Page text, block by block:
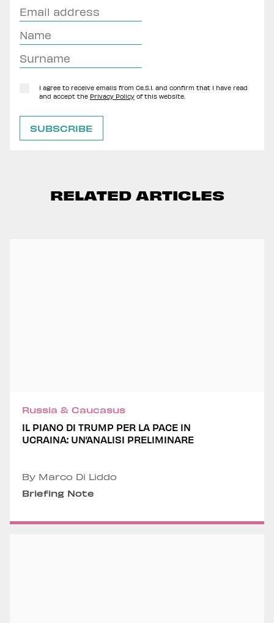
I agree to receive emails from Ce.S.I. and confirm that I have read
and accept the Privacy Policy of this website.
RELATED ARTICLES
Russia & Caucasus
IL PIANO DI TRUMP PER LA PACE IN
UCRAINA: UN’ANALISI PRELIMINARE
By Marco Di Liddo
Briefing Note